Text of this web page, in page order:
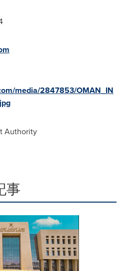
media/2847853/OMAN_IN
Authority
事